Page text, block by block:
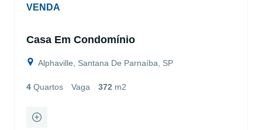
VENDA
Casa Em Condomínio
Alphaville, Santana De Parnaíba, SP
4 Quartos Vaga 372 m2